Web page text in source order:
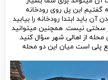
این پل روی رودخانه
باید ابتدا رودخانه را بیابید
سختی نیست. همچنین می­توانید
محله از اهالی شهر سؤال کنید.
پلی است میان این دو محله